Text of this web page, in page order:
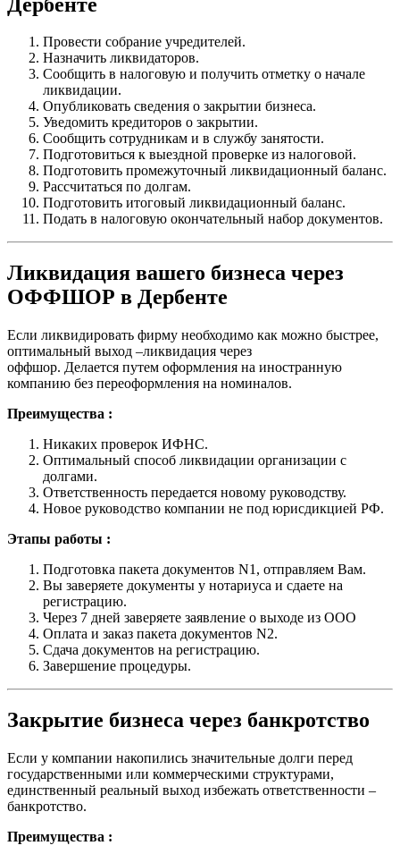
Провести собрание учредителей.
Назначить ликвидаторов.
Сообщить в налоговую и получить отметку о начале
ликвидации.
Опубликовать сведения о закрытии бизнеса.
Уведомить кредиторов о закрытии.
Сообщить сотрудникам и в службу занятости.
Подготовиться к выездной проверке из налоговой.
Подготовить промежуточный ликвидационный баланс.
Рассчитаться по долгам.
Подготовить итоговый ликвидационный баланс.
Подать в налоговую окончательный набор документов.
Ликвидация вашего бизнеса через
ОФФШОР в Дербенте
Если ликвидировать фирму необходимо как можно быстрее,
оптимальный выход –ликвидация через
оффшор. Делается путем оформления на иностранную
компанию без переоформления на номиналов.
Преимущества :
Никаких проверок ИФНС.
Оптимальный способ ликвидации организации с
долгами.
Ответственность передается новому руководству.
Новое руководство компании не под юрисдикцией РФ.
Этапы работы :
Подготовка пакета документов N1, отправляем Вам.
Вы заверяете документы у нотариуса и сдаете на
регистрацию.
Через 7 дней заверяете заявление о выходе из ООО
Оплата и заказ пакета документов N2.
Сдача документов на регистрацию.
Завершение процедуры.
Закрытие бизнеса через банкротство
Если у компании накопились значительные долги перед
государственными или коммерческими структурами,
единственный реальный выход избежать ответственности –
банкротство.
Преимущества :